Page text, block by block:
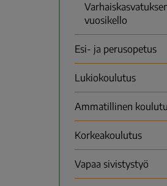
vuosikello
Esi- ja perusopetus
Lukiokoulutus
Ammatillinen
Korkeakoulutus
Vapaa sivistystyö